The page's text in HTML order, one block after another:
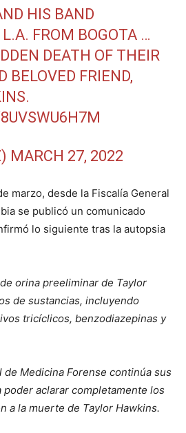
HIS BAND
FROM BOGOTA …
DEATH OF THEIR
BELOVED FRIEND,
MARCH 27, 2022
marzo, desde la Fiscalía General
se publicó un comunicado
lo siguiente tras la autopsia
orina preeliminar de Taylor
de sustancias, incluyendo
tricíclicos, benzodiazepinas y
de Medicina Forense continúa sus
aclarar completamente los
a la muerte de Taylor Hawkins.